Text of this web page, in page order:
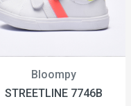
Bloompy
STREETLINE 7746B